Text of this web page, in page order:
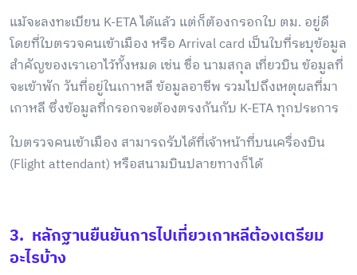
แม้จะลงทะเบียน K-ETA ได้แล้ว แต่ก็ต้องกรอกใบ ตม. อยู่ดี
โดยที่ใบตรวจคนเข้าเมือง หรือ Arrival card เป็นใบที่ระบุข้อมูล
สำคัญของเราเอาไว้ทั้งหมด เช่น ชื่อ นามสกุล เที่ยวบิน ข้อมูลที่
จะเข้าพัก วันที่อยู่ในเกาหลี ข้อมูลอาชีพ รวมไปถึงเหตุผลที่มา
เกาหลี ซึ่งข้อมูลที่กรอกจะต้องตรงกันกับ K-ETA ทุกประการ
ใบตรวจคนเข้าเมือง สามารถรับได้ที่เจ้าหน้าที่บนเครื่องบิน
(Flight attendant) หรือสนามบินปลายทางก็ได้
3. หลักฐานยืนยันการไปเที่ยวเกาหลีต้องเตรียม
อะไรบ้าง